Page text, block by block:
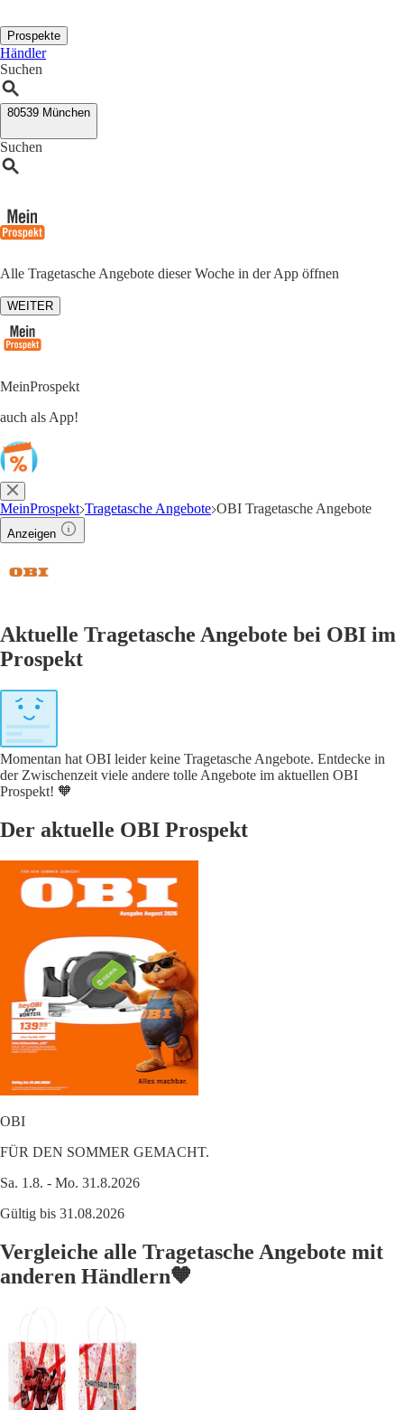
Prospekte
Händler
Suchen
80539 München
Suchen
Alle Tragetasche Angebote dieser Woche in der App öffnen
WEITER
MeinProspekt
auch als App!
MeinProspekt Tragetasche Angebote OBI Tragetasche Angebote
Anzeigen
Aktuelle Tragetasche Angebote bei OBI im
Prospekt
Momentan hat OBI leider keine Tragetasche Angebote. Entdecke in
der Zwischenzeit viele andere tolle Angebote im aktuellen OBI
Prospekt! 🧡
Der aktuelle OBI Prospekt
OBI
FÜR DEN SOMMER GEMACHT.
Sa. 1.8. - Mo. 31.8.2026
Gültig bis 31.08.2026
Vergleiche alle Tragetasche Angebote mit
anderen Händlern🧡